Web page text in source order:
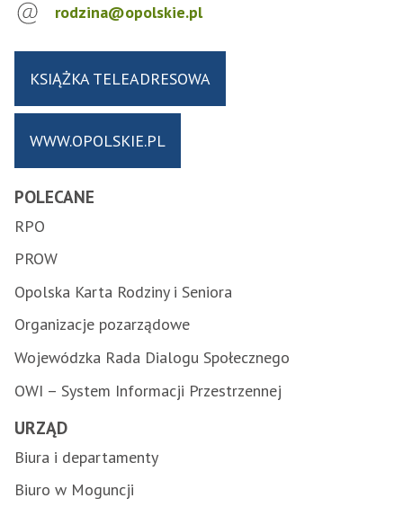
rodzina@opolskie.pl
KSIĄŻKA TELEADRESOWA
WWW.OPOLSKIE.PL
POLECANE
RPO
PROW
Opolska Karta Rodziny i Seniora
Organizacje pozarządowe
Wojewódzka Rada Dialogu Społecznego
OWI – System Informacji Przestrzennej
URZĄD
Biura i departamenty
Biuro w Moguncji